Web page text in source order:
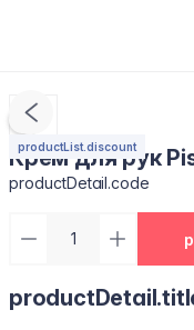
productList.discount
Крем для рук
productDetail.code